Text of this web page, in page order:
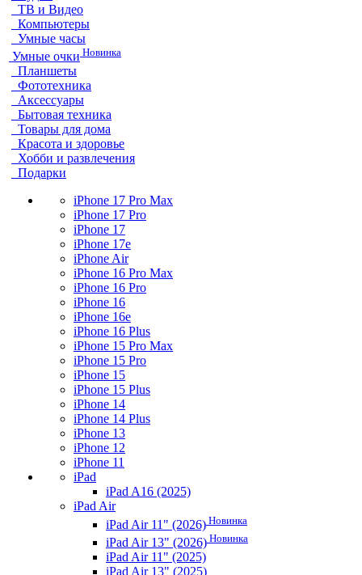
ТВ и Видео
Компьютеры
Умные часы
Умные очки Новинка
Планшеты
Фототехника
Аксессуары
Бытовая техника
Товары для дома
Красота и здоровье
Хобби и развлечения
Подарки
iPhone 17 Pro Max
iPhone 17 Pro
iPhone 17
iPhone 17e
iPhone Air
iPhone 16 Pro Max
iPhone 16 Pro
iPhone 16
iPhone 16e
iPhone 16 Plus
iPhone 15 Pro Max
iPhone 15 Pro
iPhone 15
iPhone 15 Plus
iPhone 14
iPhone 14 Plus
iPhone 13
iPhone 12
iPhone 11
iPad
iPad A16 (2025)
iPad Air
iPad Air 11" (2026) Новинка
iPad Air 13" (2026) Новинка
iPad Air 11" (2025)
iPad Air 13" (2025)